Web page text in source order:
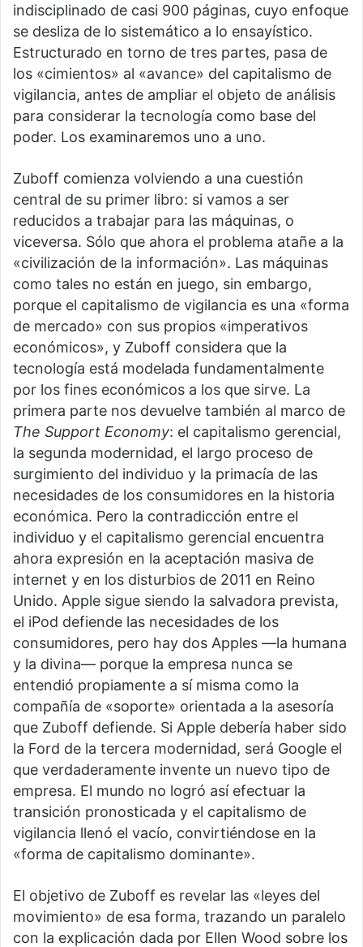
indisciplinado de casi 900 páginas, cuyo enfoque
se desliza de lo sistemático a lo ensayístico.
Estructurado en torno de tres partes, pasa de
los «cimientos» al «avance» del capitalismo de
vigilancia, antes de ampliar el objeto de análisis
para considerar la tecnología como base del
poder. Los examinaremos uno a uno.
Zuboff comienza volviendo a una cuestión
central de su primer libro: si vamos a ser
reducidos a trabajar para las máquinas, o
viceversa. Sólo que ahora el problema atañe a la
«civilización de la información». Las máquinas
como tales no están en juego, sin embargo,
porque el capitalismo de vigilancia es una «forma
de mercado» con sus propios «imperativos
económicos», y Zuboff considera que la
tecnología está modelada fundamentalmente
por los fines económicos a los que sirve. La
primera parte nos devuelve también al marco de
The Support Economy: el capitalismo gerencial,
la segunda modernidad, el largo proceso de
surgimiento del individuo y la primacía de las
necesidades de los consumidores en la historia
económica. Pero la contradicción entre el
individuo y el capitalismo gerencial encuentra
ahora expresión en la aceptación masiva de
internet y en los disturbios de 2011 en Reino
Unido. Apple sigue siendo la salvadora prevista,
el iPod defiende las necesidades de los
consumidores, pero hay dos Apples —la humana
y la divina— porque la empresa nunca se
entendió propiamente a sí misma como la
compañía de «soporte» orientada a la asesoría
que Zuboff defiende. Si Apple debería haber sido
la Ford de la tercera modernidad, será Google el
que verdaderamente invente un nuevo tipo de
empresa. El mundo no logró así efectuar la
transición pronosticada y el capitalismo de
vigilancia llenó el vacío, convirtiéndose en la
«forma de capitalismo dominante».
El objetivo de Zuboff es revelar las «leyes del
movimiento» de esa forma, trazando un paralelo
con la explicación dada por Ellen Wood sobre los